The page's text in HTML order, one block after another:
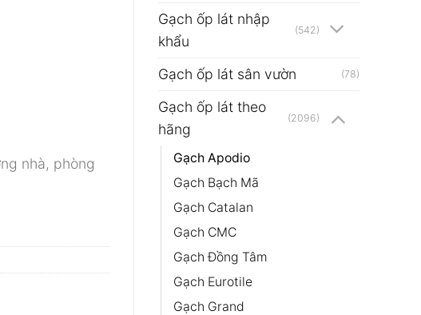
Gạch ốp lát nhập
khẩu
(542)
Gạch ốp lát sân vườn (78)
Gạch ốp lát theo
hãng
(2096)
Gạch Apodio
Gạch Bạch Mã
Gạch Catalan
Gạch CMC
Gạch Đồng Tâm
Gạch Eurotile
Gạch Grand
nhà, phòng